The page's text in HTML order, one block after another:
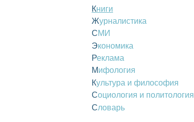
Книги
Журналистика
СМИ
Экономика
Реклама
Мифология
Культура и философия
Социология и политология
Словарь